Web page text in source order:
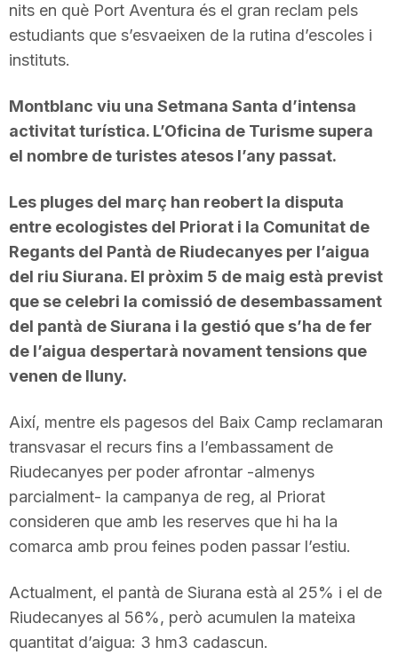
nits en què Port Aventura és el gran reclam pels
estudiants que s’esvaeixen de la rutina d’escoles i
instituts.
Montblanc viu una Setmana Santa d’intensa
activitat turística. L’Oficina de Turisme supera
el nombre de turistes atesos l’any passat.
Les pluges del març han reobert la disputa
entre ecologistes del Priorat i la Comunitat de
Regants del Pantà de Riudecanyes per l’aigua
del riu Siurana. El pròxim 5 de maig està previst
que se celebri la comissió de desembassament
del pantà de Siurana i la gestió que s’ha de fer
de l’aigua despertarà novament tensions que
venen de lluny.
Així, mentre els pagesos del Baix Camp reclamaran
transvasar el recurs fins a l’embassament de
Riudecanyes per poder afrontar -almenys
parcialment- la campanya de reg, al Priorat
consideren que amb les reserves que hi ha la
comarca amb prou feines poden passar l’estiu.
Actualment, el pantà de Siurana està al 25% i el de
Riudecanyes al 56%, però acumulen la mateixa
quantitat d’aigua: 3 hm3 cadascun.